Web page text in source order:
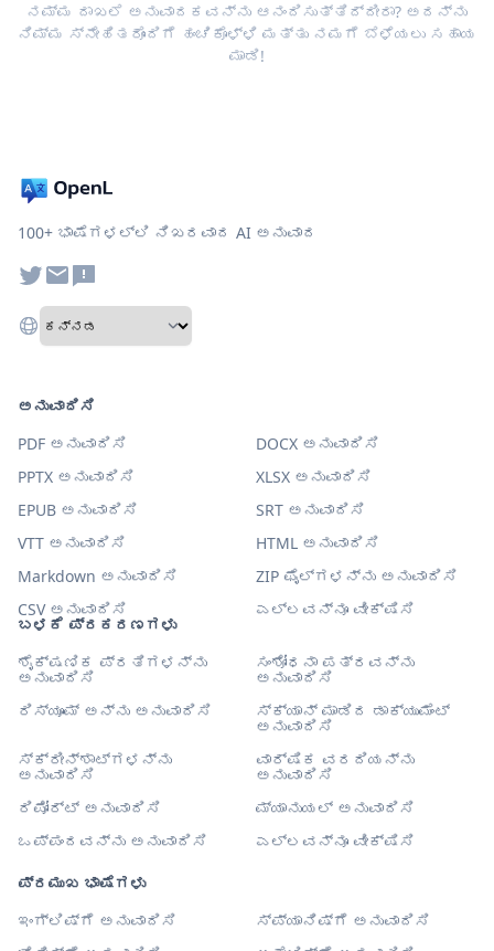
ನಮ್ಮ ದಾಖಲೆ ಅನುವಾದಕವನ್ನು ಆನಂದಿಸುತ್ತಿದ್ದೀರಾ? ಅದನ್ನು
ನಿಮ್ಮ ಸ್ನೇಹಿತರೊಂದಿಗೆ ಹಂಚಿಕೊಳ್ಳಿ ಮತ್ತು ನಮಗೆ ಬೆಳೆಯಲು ಸಹಾಯ
ಮಾಡಿ!
100+ ಭಾಷೆಗಳಲ್ಲಿ ನಿಖರವಾದ AI ಅನುವಾದ
ಬಳಕೆ ಪ್ರಕರಣಗಳು
ಶೈಕ್ಷಣಿಕ ಪ್ರತಿಗಳನ್ನು
ಅನುವಾದಿಸಿ
ಸಂಶೋಧನಾ ಪತ್ರವನ್ನು
ಅನುವಾದಿಸಿ
ರಿಸ್ಯೂಮ್ ಅನ್ನು ಅನುವಾದಿಸಿ
ಸ್ಕ್ಯಾನ್ ಮಾಡಿದ ಡಾಕ್ಯುಮೆಂಟ್
ಅನುವಾದಿಸಿ
ಸ್ಕ್ರೀನ್‌ಶಾಟ್‌ಗಳನ್ನು
ಅನುವಾದಿಸಿ
ವಾರ್ಷಿಕ ವರದಿಯನ್ನು
ಅನುವಾದಿಸಿ
ರಿಪೋರ್ಟ್ ಅನುವಾದಿಸಿ
ಮ್ಯಾನುಯಲ್ ಅನುವಾದಿಸಿ
ಒಪ್ಪಂದವನ್ನು ಅನುವಾದಿಸಿ
ಎಲ್ಲವನ್ನೂ ವೀಕ್ಷಿಸಿ
ಪ್ರಮುಖ ಭಾಷೆಗಳು
ಇಂಗ್ಲಿಷ್‌ಗೆ ಅನುವಾದಿಸಿ
ಸ್ಪ್ಯಾನಿಷ್‌ಗೆ ಅನುವಾದಿಸಿ
ಅನುವಾದಿಸಿ
PDF ಅನುವಾದಿಸಿ
DOCX ಅನುವಾದಿಸಿ
PPTX ಅನುವಾದಿಸಿ
XLSX ಅನುವಾದಿಸಿ
EPUB ಅನುವಾದಿಸಿ
SRT ಅನುವಾದಿಸಿ
VTT ಅನುವಾದಿಸಿ
HTML ಅನುವಾದಿಸಿ
Markdown ಅನುವಾದಿಸಿ
ZIP ಫೈಲ್‌ಗಳನ್ನು ಅನುವಾದಿಸಿ
CSV ಅನುವಾದಿಸಿ
ಎಲ್ಲವನ್ನೂ ವೀಕ್ಷಿಸಿ